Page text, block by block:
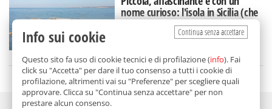
nome curioso: l'isola in Sicilia (che
rischia di scomparire)
diFederica Puglisi
Continua senza accettare
Info sui cookie
Questo sito fa uso di cookie tecnici e di profilazione (info). Fai
click su "Accetta" per dare il tuo consenso a tutti i cookie di
profilazione, altrimenti vai su "Preferenze" per scegliere quali
approvare. Clicca su "Continua senza accettare" per non
prestare alcun consenso.